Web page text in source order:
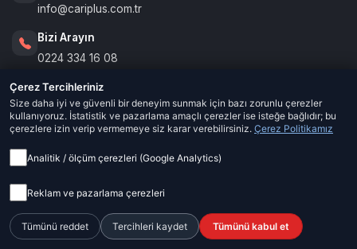
info@cariplus.com.tr
Bizi Arayın
0224 334 16 08
Ön Muhasebe Özelliklerimiz
Cari Yönetimi
Nakit Akışı
Banka-Kasa Yönetimi
Çek-Senet Yönetimi
Kurumsal
Biz Kimiz
Partnerlik & İş Ortaklığı
Sıkça Sorulan Sorular
Ücretsiz Araçlar
Çerez Tercihleriniz
Size daha iyi ve güvenli bir deneyim sunmak için bazı zorunlu çerezler
kullanıyoruz. İstatistik ve pazarlama amaçlı çerezler ise isteğe bağlıdır; bu
çerezlere izin verip vermemeye siz karar verebilirsiniz. Çerez Politikamız
Analitik / ölçüm çerezleri (Google Analytics)
Reklam ve pazarlama çerezleri
Tümünü reddet Tercihleri kaydet Tümünü kabul et